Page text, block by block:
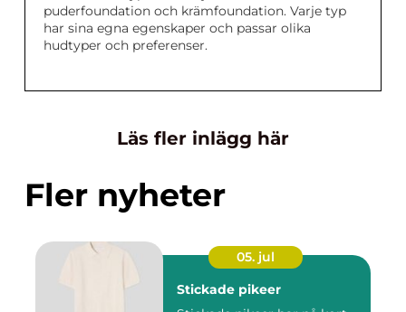
puderfoundation och krämfoundation. Varje typ
har sina egna egenskaper och passar olika
hudtyper och preferenser.
Läs fler inlägg här
Fler nyheter
05. jul
Stickade pikeer